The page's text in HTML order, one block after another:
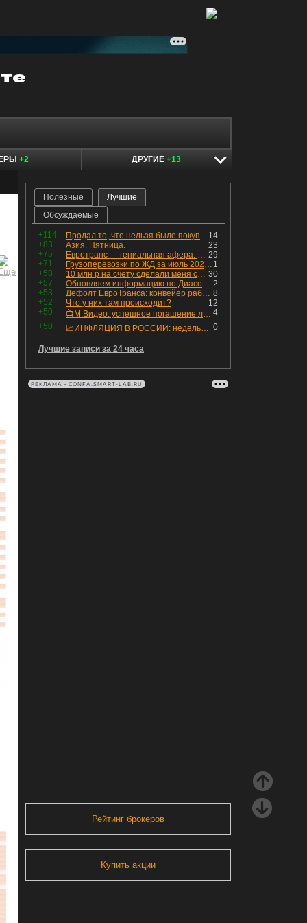
+2 ДРУГИЕ +13
Полезные
Лучшие
Обсуждаемые
+114 14
Продал то, что нельзя было покупать. Изменения в портфеле
+83
23
Азия. Пятница.
+75
29
Евротранс — гениальная афера. Собрал с инвесторов денег, выплатил дивидендов больше текущей капитализации и ушёл в дефолт
+71
1
Грузоперевозки по ЖД за июль 2026 г. — четвёртый месяц подряд роста, чёрные металлы на уровне прошлого года, а каменный уголь в плюсе.
+58
30
10 млн р на счету сделали меня счастливым? Ожидание vs Реальность!
+57
2
Обновляем информацию по Диасофту: дивиденды и выкуп
+53
8
Дефолт ЕвроТранса: конвейер работает исправно
+52
12
Что у них там происходит?
+50
4
📺М.Видео: успешное погашение любимого флоатера
+50
0
📈ИНФЛЯЦИЯ В РОССИИ: недельная дефляция, но в годовом выражении рост 😢
Лучшие записи за 24 часа
РЕКЛАМА • CONFA.SMART-LAB.RU
Рейтинг брокеров
Купить акции